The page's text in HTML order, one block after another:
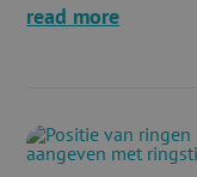
read more